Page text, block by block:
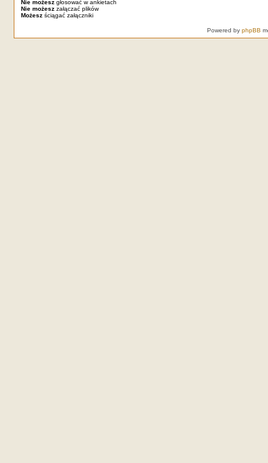
Nie możeszgłosować w ankietach
Nie możeszzałączać plików
Możeszściągać załączniki
Powered by phpBB